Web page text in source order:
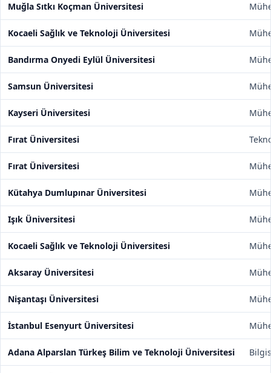
Muğla Sıtkı Koçman Üniversitesi
Kocaeli Sağlık ve Teknoloji Üniversitesi
Bandırma Onyedi Eylül Üniversitesi
Samsun Üniversitesi
Kayseri Üniversitesi
Fırat Üniversitesi
Fırat Üniversitesi
Kütahya Dumlupınar Üniversitesi
Işık Üniversitesi
Kocaeli Sağlık ve Teknoloji Üniversitesi
Aksaray Üniversitesi
Nişantaşı Üniversitesi
İstanbul Esenyurt Üniversitesi
Adana Alparslan Türkeş Bilim ve Teknoloji Üniversitesi